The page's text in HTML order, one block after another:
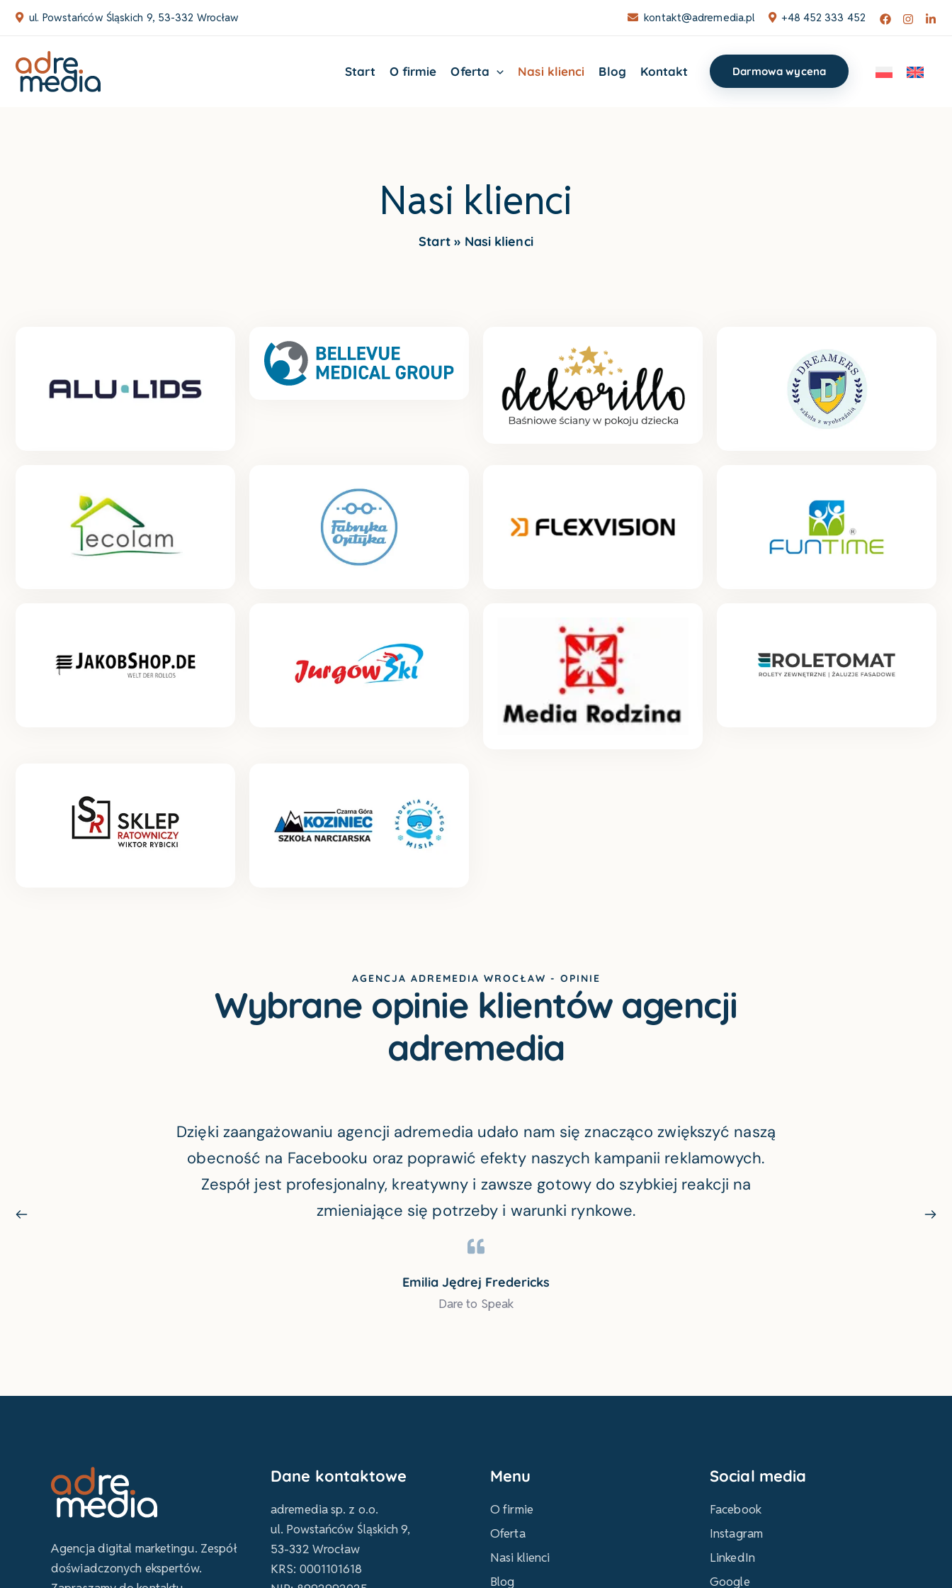
Skip
ul. Powstańców Śląskich 9, 53-332 Wrocław kontakt@adremedia.pl +48 452 333 452
Start O firmie Oferta Nasi klienci Blog Kontakt Darmowa wycena
Nasi klienci
Start Nasi klienci
AGENCJA ADREMEDIA WROCŁAW - OPINIE
Wybrane opinie klientów agencji
adremedia
Dzięki zaangażowaniu agencji adremedia udało nam się znacząco zwiększyć naszą
obecność na Facebooku oraz poprawić efekty naszych kampanii reklamowych.
Zespół jest profesjonalny, kreatywny i zawsze gotowy do szybkiej reakcji na
zmieniające się potrzeby i warunki rynkowe.
Emilia Jędrej Fredericks
Dare to Speak
Agencja digital marketingu. Zespół
doświadczonych ekspertów.
Dane kontaktowe
adremedia sp. z o.o.
ul. Powstańców Śląskich 9,
53-332 Wrocław
KRS: 0001101618
Menu
O firmie
Oferta
Nasi klienci
Blog
Social media
Facebook
Instagram
LinkedIn
Google